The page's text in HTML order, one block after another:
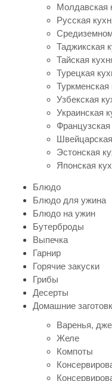
Молдавская
Русская
Таджикская
Тайская
Турецкая
Туркменская
Узбекская
Украинская
Французская
Эстонская
Японская
Блюдо
Блюдо для ужина
Блюдо на ужин
Бутерброды
Выпечка
Гарнир
Горячие закуски
Грибы
Десерты
Домашние
Варенья,
Желе
Компоты